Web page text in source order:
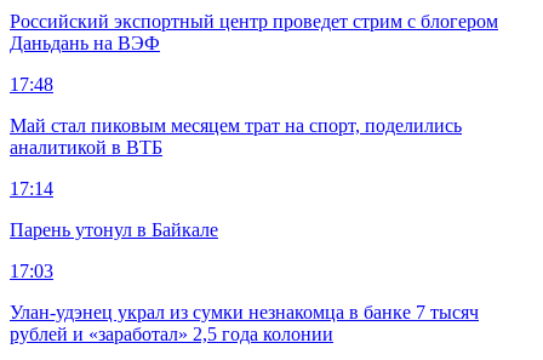
Российский экспортный центр проведет стрим с блогером
Даньдань на ВЭФ
17:48
Май стал пиковым месяцем трат на спорт, поделились
аналитикой в ВТБ
17:14
Парень утонул в Байкале
17:03
Улан-удэнец украл из сумки незнакомца в банке 7 тысяч
рублей и «заработал» 2,5 года колонии